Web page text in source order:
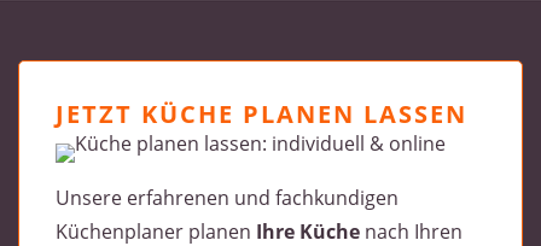
JETZT KÜCHE PLANEN LASSEN
Unsere erfahrenen und fachkundigen
Küchenplaner planen Ihre Küche nach Ihren